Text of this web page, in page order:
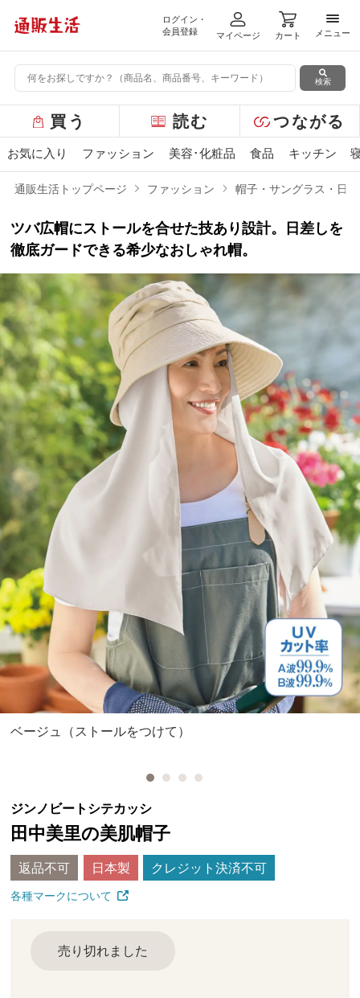
ログイン・
会員登録
マイページ カート
メニ
メニュー
検索
ー
バ
ュ
ー
買う 読む つながる
お気に入り ファッション 美容･化粧品 食品 キッチン
通販生活トップページ ファッション 帽子・サングラス・日
ツバ広帽にストールを合せた技あり設計。日差しを
徹底ガードできる希少なおしゃれ帽。
ベージュ（ストールをつけて）
ジンノビートシテカッシ
田中美里の美肌帽子
返品不可 日本製 クレジット決済不可
各種マークについて
売り切れました